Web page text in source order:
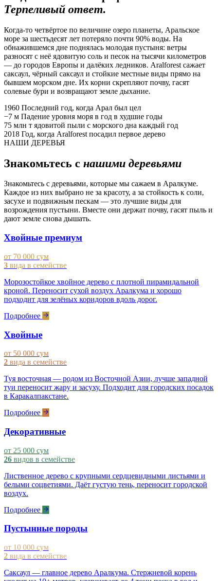
Терпеливый ответ.
Когда-то четвёртое по величине озеро планеты, Аральское
море за шестьдесят лет потеряло почти 90% воды. На
обнажившемся дне поднялась молодая пустыня: ветры
разносят с неё ядовитую соль и песок на тысячи километров
— до городов Европы и далёких ледников. Aralforest сажает
саксаул, чёрный саксаул и стойкие местные виды прямо на
бывшем морском дне. Их корни скрепляют почву, гасят
солевые бури и возвращают земле дыхание.
1960 Последний год, когда Арал был цел
−7 м Падение уровня моря в год в худшие годы
75 млн т ядовитой пыли с морского дна каждый год
2018 Год, когда Aralforest посадил первое дерево
НАШИ ДЕРЕВЬЯ
Знакомьтесь с нашими деревьями
Знакомьтесь с деревьями, которые мы сажаем в Аралкуме.
Каждое из них выбрано не за красоту, а за стойкость к соли,
засухе и подвижным пескам — это лучшие виды для
возрождения пустыни. Вместе они держат почву, гасят пыль и
дают земле снова дышать.
Хвойные премиум
от 70 000 сум
3 вида в семействе
Морозостойкое хвойное дерево с плотной пирамидальной
кроной. Переносит сухой воздух Аралкума и хорошо
подходит для зелёных коридоров вдоль дорог.
Подробнее
Хвойные
от 50 000 сум
2 вида в семействе
Туя восточная — родом из Восточной Азии, лучше западной
туи переносит жару и засуху. Подходит для городских посадок
в Каракалпакстане.
Подробнее
Декоративные
от 25 000 сум
26 видов в семействе
Лиственное дерево с крупными сердцевидными листьями и
белыми соцветиями. Даёт густую тень, переносит городской
воздух.
Подробнее
Пустынные породы
от 10 000 сум
2 вида в семействе
Саксаул — главное дерево Аралкума. Стержневой корень